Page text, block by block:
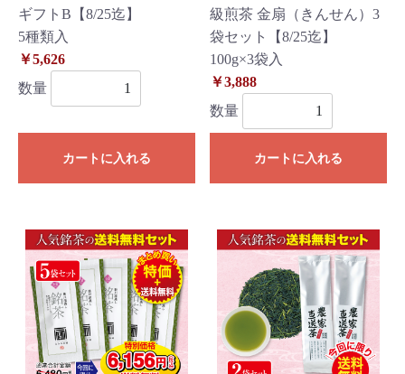
ギフトB【8/25迄】
5種類入
￥5,626
数量
カートに入れる
級煎茶 金扇（きんせん）3
袋セット【8/25迄】
100g×3袋入
￥3,888
数量
カートに入れる